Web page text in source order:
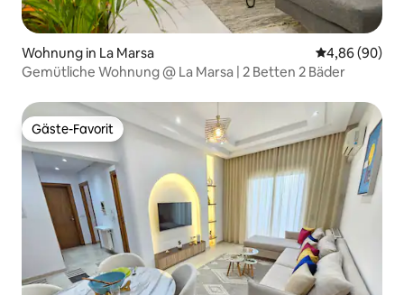
Wohnung in La Marsa
4,86 (90)
Gemütliche Wohnung @ La Marsa | 2 Betten 2 Bäder
Gäste-Favorit
Gäste-Favorit